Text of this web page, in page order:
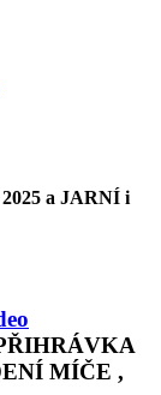
a JARNÍ i
MÍČE ,